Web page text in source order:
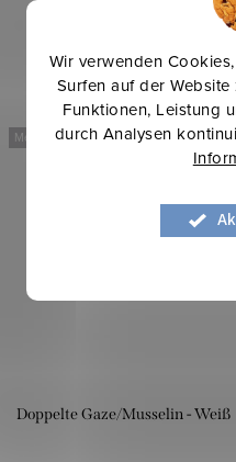
Wir verwenden
Surfen auf der
Funktionen, Leistung
durch Analysen
Mehr für weniger
Doppelte Gaze/Musselin - Weiß